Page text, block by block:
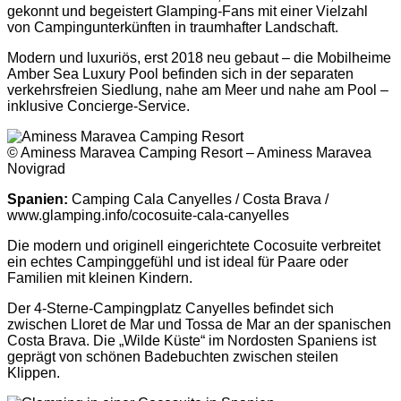
gekonnt und begeistert Glamping-Fans mit einer Vielzahl
von Campingunterkünften in traumhafter Landschaft.
Modern und luxuriös, erst 2018 neu gebaut – die Mobilheime
Amber Sea Luxury Pool befinden sich in der separaten
verkehrsfreien Siedlung, nahe am Meer und nahe am Pool –
inklusive Concierge-Service.
© Aminess Maravea Camping Resort – Aminess Maravea
Novigrad
Spanien: Camping Cala Canyelles / Costa Brava /
www.glamping.info/cocosuite-cala-canyelles
Die modern und originell eingerichtete Cocosuite verbreitet
ein echtes Campinggefühl und ist ideal für Paare oder
Familien mit kleinen Kindern.
Der 4-Sterne-Campingplatz Canyelles befindet sich
zwischen Lloret de Mar und Tossa de Mar an der spanischen
Costa Brava. Die „Wilde Küste“ im Nordosten Spaniens ist
geprägt von schönen Badebuchten zwischen steilen
Klippen.